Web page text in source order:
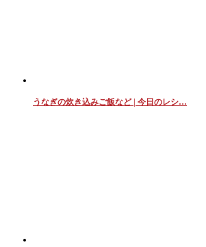
うなぎの炊き込みご飯など | 今日のレシ…